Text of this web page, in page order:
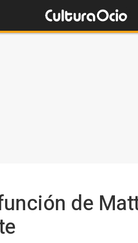
de